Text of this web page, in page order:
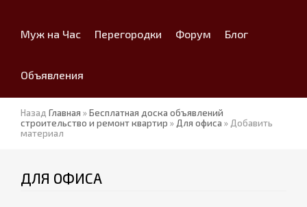
Муж на Час Перегородки Форум Блог
Объявления
Назад Главная »Бесплатная доска объявлений
строительство и ремонт квартир » Для офиса » Добавить
материал
ДЛЯ ОФИСА